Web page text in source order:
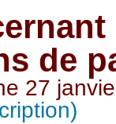
de
27